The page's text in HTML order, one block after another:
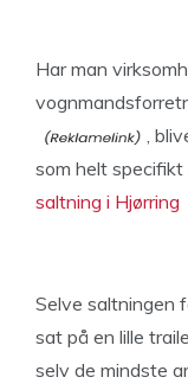
Har man
,
som helt
saltning i Hjørring
Selve saltningen
sat på en lille
selv de mindste